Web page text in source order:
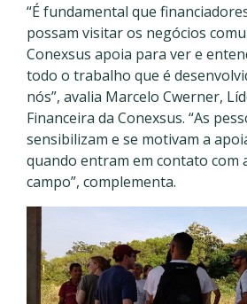
“É fundamental que
possam visitar os negócios
Conexsus apoia para ver e
todo o trabalho que é
nós”, avalia Marcelo Cwerner,
Financeira da Conexsus. “As
sensibilizam e se motivam a
quando entram em contato com
campo”, complementa.